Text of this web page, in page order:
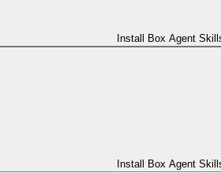
Install Box Agent
Install Box Agent